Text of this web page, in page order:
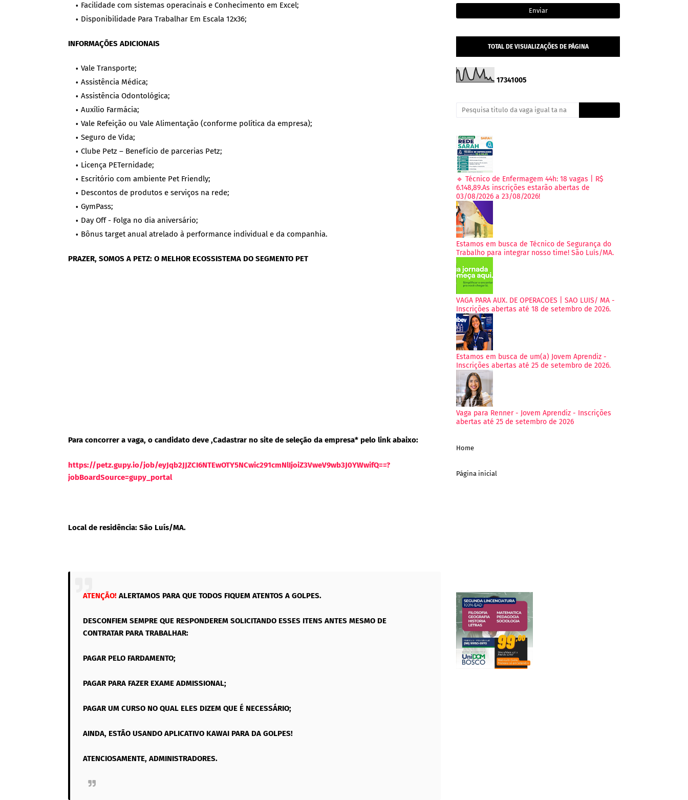
Facilidade com sistemas operacinais e Conhecimento em Excel;
Disponibilidade Para Trabalhar Em Escala 12x36;
INFORMAÇÕES ADICIONAIS
Vale Transporte;
Assistência Médica;
Assistência Odontológica;
Auxílio Farmácia;
Vale Refeição ou Vale Alimentação (conforme política da empresa);
Seguro de Vida;
Clube Petz – Benefício de parcerias Petz;
Licença PETernidade;
Escritório com ambiente Pet Friendly;
Descontos de produtos e serviços na rede;
GymPass;
Day Off - Folga no dia aniversário;
Bônus target anual atrelado à performance individual e da companhia.
PRAZER, SOMOS A PETZ: O MELHOR ECOSSISTEMA DO SEGMENTO PET
Para concorrer a vaga, o candidato deve ,Cadastrar no site de seleção da empresa* pelo link abaixo:
https://petz.gupy.io/job/eyJqb2JJZCI6NTEwOTY5NCwic291cmNlIjoiZ3VweV9wb3J0YWwifQ==?
jobBoardSource=gupy_portal
Local de residência: São Luís/MA.
ATENÇÃO! ALERTAMOS PARA QUE TODOS FIQUEM ATENTOS A GOLPES.
DESCONFIEM SEMPRE QUE RESPONDEREM SOLICITANDO ESSES ITENS ANTES MESMO DE
CONTRATAR PARA TRABALHAR:
PAGAR PELO FARDAMENTO;
PAGAR PARA FAZER EXAME ADMISSIONAL;
PAGAR UM CURSO NO QUAL ELES DIZEM QUE É NECESSÁRIO;
AINDA, ESTÃO USANDO APLICATIVO KAWAI PARA DA GOLPES!
ATENCIOSAMENTE, ADMINISTRADORES.
TOTAL DE VISUALIZAÇÕES DE PÁGINA
17341005
🔹 Técnico de Enfermagem 44h: 18 vagas | R$
6.148,89.As inscrições estarão abertas de
03/08/2026 a 23/08/2026!
Estamos em busca de Técnico de Segurança do
Trabalho para integrar nosso time! São Luís/MA.
VAGA PARA AUX. DE OPERACOES | SAO LUIS/ MA -
Inscrições abertas até 18 de setembro de 2026.
Estamos em busca de um(a) Jovem Aprendiz -
Inscrições abertas até 25 de setembro de 2026.
Vaga para Renner - Jovem Aprendiz - Inscrições
abertas até 25 de setembro de 2026
Home
Página inicial